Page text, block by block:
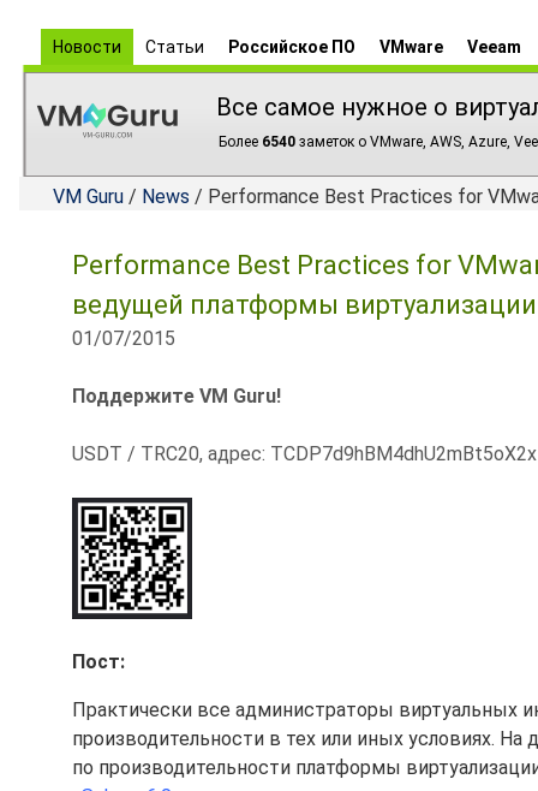
Новости Статьи Российское ПО VMware Veeam
Все самое нужное о
Более 6540 заметок о VMware, AWS, Azure,
VM Guru / News / Performance Best Practices for
Performance Best Practices for
ведущей платформы
01/07/2015
Поддержите VM Guru!
USDT / TRC20, адрес:
Пост:
Практически все администраторы виртуальных
производительности в тех или иных условиях.
по производительности платформы